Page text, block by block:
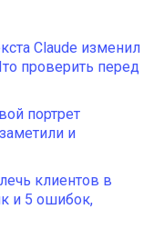
Claude изменил
проверить перед
портрет
и
клиентов в
и 5 ошибок,